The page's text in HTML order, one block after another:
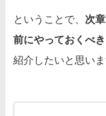
ということで、 次
前にやっておくべ
紹介したいと思いま